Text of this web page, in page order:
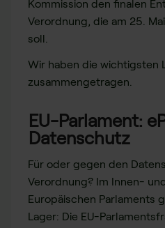
Kommission den finalen
Verordnung, die am 25.
soll.
Wir haben die wichtigsten
zusammengetragen.
EU-Parlament:
Datenschutz
Für oder gegen den
Verordnung? Im Innen-
Europäischen Parlaments
Lager: Die EU-